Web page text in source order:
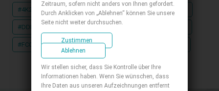
#4K2K-Anzeige #Windows #Mehrfache Erweiterung
#DDR4
#FCC Zertifizierungen #ULT
Zeitraum, sofern nicht anders von Ihnen gefordert.
Durch Anklicken von „Ablehnen“ können Sie unsere
Seite nicht weiter durchsuchen.
Zustimmen
Ablehnen
Wir stellen sicher, dass Sie Kontrolle über Ihre
Informationen haben. Wenn Sie wünschen, dass
Ihre Daten aus unseren Aufzeichnungen entfernt